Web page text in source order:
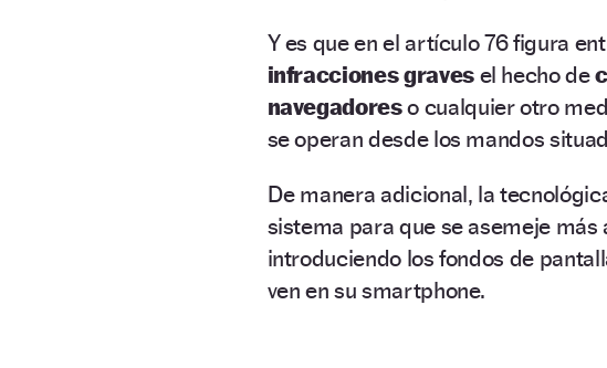
Y es que en el artículo 76 figura
infracciones gravesel hecho de
navegadoreso cualquier otro
se operan desde los mandos
De manera adicional, la
sistema para que se asemeje más
introduciendo los fondos de
ven en su smartphone.